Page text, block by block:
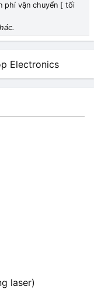
phí vận chuyển [ tối
laser)